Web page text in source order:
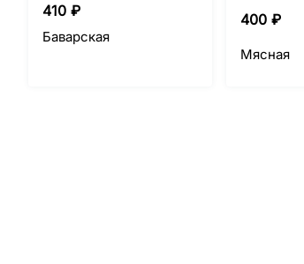
410 ₽
Баварская
400 ₽
Мясная